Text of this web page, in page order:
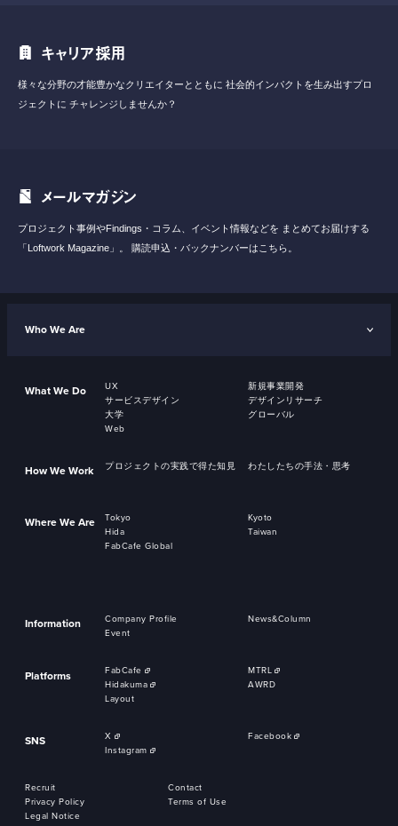
キャリア採用
様々な分野の才能豊かなクリエイターとともに 社会的インパクトを生み出すプロ
ジェクトに チャレンジしませんか？
メールマガジン
プロジェクト事例やFindings・コラム、イベント情報などを まとめてお届けする
「Loftwork Magazine」。
購読申込・バックナンバーはこちら。
Who We Are
What We Do UX
新規事業開発
サービスデザイン
デザインリサーチ
大学
グローバル
Web
How We Work プロジェクトの実践で得た知見 わたしたちの手法・思考
Where We Are Tokyo
Kyoto
Hida
Taiwan
FabCafe Global
Information Company Profile
News&Column
Event
Platforms FabCafe
MTRL
Hidakuma
AWRD
Layout
SNS X
Facebook
Instagram
Recruit
Contact
Privacy Policy
Terms of Use
Legal Notice